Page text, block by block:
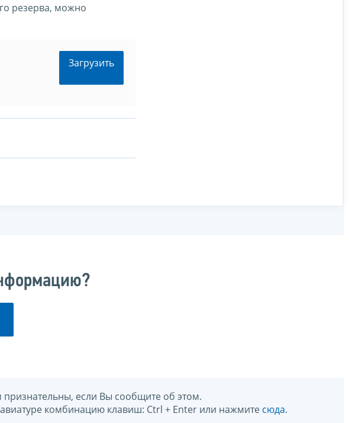
резерва, можно
Загрузить
признательны, если Вы сообщите об этом.
комбинацию клавиш: Ctrl + Enter или нажмите сюда.